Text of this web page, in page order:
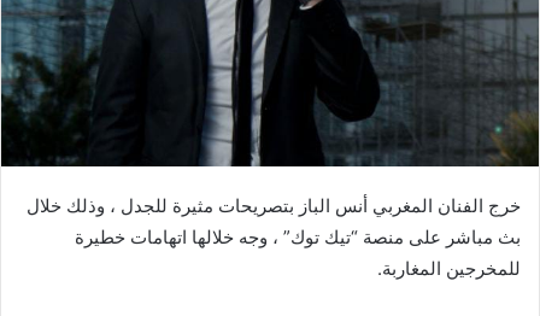
خرج الفنان المغربي أنس الباز بتصريحات مثيرة للجدل ، وذلك خلال
بث مباشر على منصة “تيك توك” ، وجه خلالها اتهامات خطيرة
للمخرجين المغاربة.